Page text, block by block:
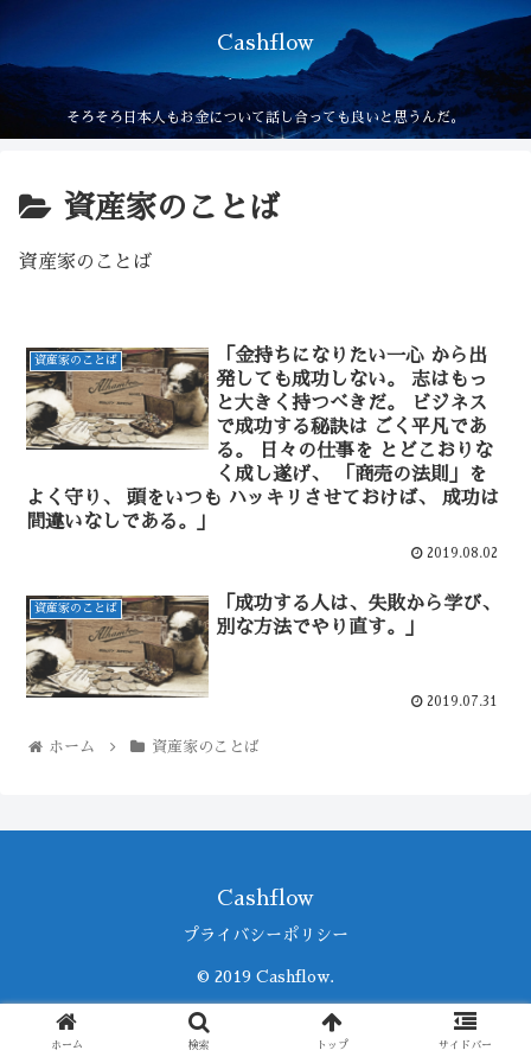
Cashflow
そろそろ日本人もお金について話し合っても良いと思うんだ。
資産家のことば
資産家のことば
資産家のことば
「金持ちになりたい一心 から出
発しても成功しない。 志はもっ
と大きく持つべきだ。 ビジネス
で成功する秘訣は ごく平凡であ
る。 日々の仕事を とどこおりな
く成し遂げ、 「商売の法則」を
よく守り、 頭をいつも ハッキリさせておけば、 成功は
間違いなしである。」
2019.08.02
資産家のことば
「成功する人は、失敗から学び、
別な方法でやり直す。」
2019.07.31
ホーム 資産家のことば
Cashflow
プライバシーポリシー
© 2019 Cashflow.
ホーム 検索 トップ サイドバー